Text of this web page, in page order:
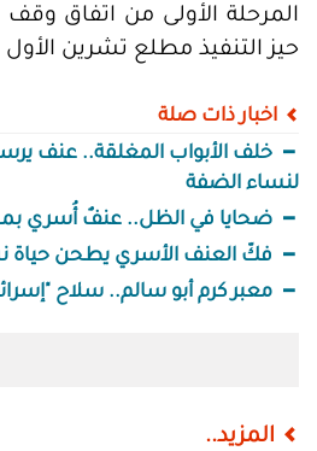
المرحلة الأولى من اتفاق وقف
حيز التنفيذ مطلع تشرين
اخبار ذات صلة
خلف الأبواب المغلقة.. عنف
لنساء الضفة
ضحايا في الظل.. عنفٌ أُسري
فكّ العنف الأسري يطحن حياة
معبر كرم أبو سالم.. سلاح
المزيد..